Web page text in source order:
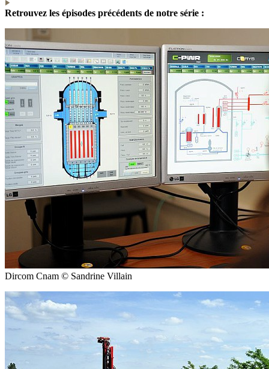
Retrouvez les épisodes précédents de notre série :
Dircom Cnam © Sandrine Villain